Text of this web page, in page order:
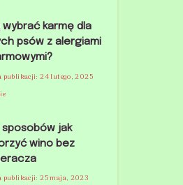
wybrać karmę dla
psów z alergiami
publikacji: 24 lutego, 2025
sposobów jak
wino bez
publikacji: 25 maja, 2023